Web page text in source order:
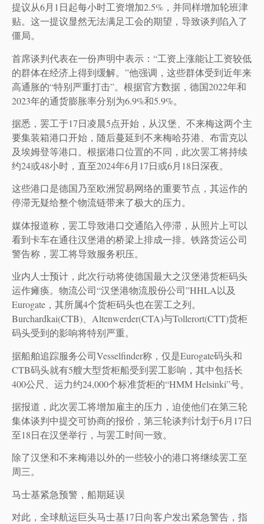
提议从6月1日起每小时工资增加2.5%，并同样增加轮班津
贴。这一提议显然无法满足工会的期望，导致谈判陷入了
僵局。
首席谈判代表在一份声明中表示：“工资上涨能让工资较低
的群体在经济上得到缓解。”他强调，这些群体受到近年来
高通胀的“特别严重打击”。根据官方数据，德国2022年和
2023年的通货膨胀率分别为6.9%和5.9%。
据悉，罢工于17日凌晨5点开始，从汉堡、不来梅这两个主
要集装箱港口开始，随后蔓延到不来梅哈芬港、布雷克以
及埃姆登等港口。根据港口位置的不同，此次罢工将持续
约24或48小时，直至2024年6月17日或6月18日深夜。
这些港口是德国乃至欧洲贸易网络的重要节点，其运作的
停滞无疑给整个物流链带来了极大的压力。
媒体报道称，罢工导致港口交通陷入停滞，从照片上可以
看到卡车在通往汉堡港的桥梁上排成一排。铁路货运公司
警告称，罢工将导致服务积压。
业内人士预计，此次行动将使德国最大之汉堡港货柜码头
运作瘫痪。物流公司“汉堡港物流股份公司”HHLA以及
Eurogate，其所属4个货柜码头也在罢工之列。
Burchardkai(CTB)、Altenwerder(CTA)与Tollerort(CTT)货柜
码头受到的影响将特别严重。
据船舶追踪服务公司Vesselfinder称，仅是Eurogate码头和
CTB码头就有5艘大型货柜船受到罢工影响，其中包括长
400公尺、运力约24,000个标准货柜的“HMM Helsinki”号。
据报道，此次罢工将增加雇主的压力，迫使他们在第三轮
集体谈判中提交可协商的报价，第三轮谈判计划于6月17日
至18日在汉堡举行，与罢工时间一致。
除了汉堡和不来梅港以外的一些较小的港口将继续罢工至
周三。
马士基紧急预警，船期延误
对此，全球航运巨头马士基17日向客户发出紧急警告，指